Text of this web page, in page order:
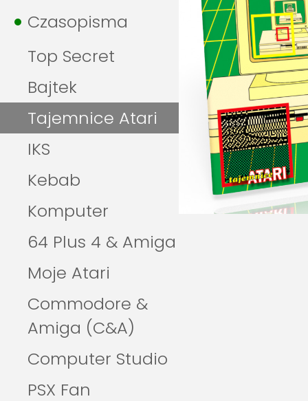
Czasopisma
Top Secret
Bajtek
Tajemnice Atari
IKS
Kebab
Komputer
64 Plus 4 & Amiga
Moje Atari
Commodore &
Amiga (C&A)
Computer Studio
PSX Fan